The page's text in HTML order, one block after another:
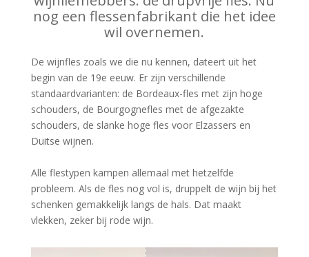
nog een flessenfabrikant die het idee
wil overnemen.
De wijnfles zoals we die nu kennen, dateert uit het
begin van de 19e eeuw. Er zijn verschillende
standaardvarianten: de Bordeaux-fles met zijn hoge
schouders, de Bourgognefles met de afgezakte
schouders, de slanke hoge fles voor Elzassers en
Duitse wijnen.
Alle flestypen kampen allemaal met hetzelfde
probleem. Als de fles nog vol is, druppelt de wijn bij het
schenken gemakkelijk langs de hals. Dat maakt
vlekken, zeker bij rode wijn.